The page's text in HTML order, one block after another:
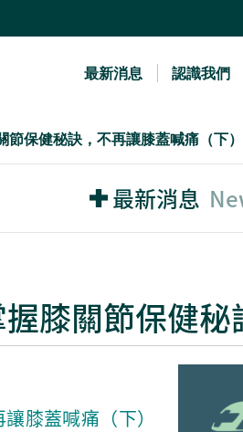
最新消息 認識我們
保健秘訣，不再讓膝蓋喊痛（下）
最新消息
關節保健秘
膝蓋喊痛（下）